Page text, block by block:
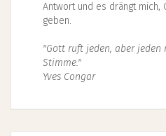
Antwort und es drängt mich,
geben.
"Gott ruft jeden, aber jeden
Stimme."
Yves Congar